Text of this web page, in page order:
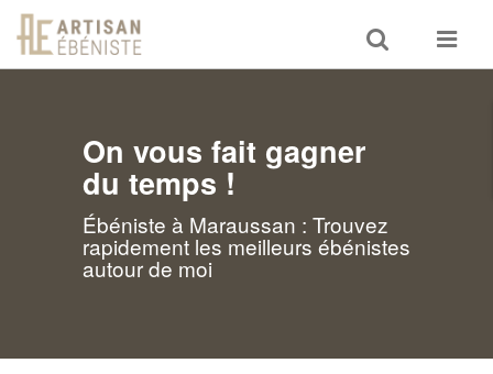
Toggle
search
Toggle
On vous fait gagner
du temps !
Ébéniste à Maraussan : Trouvez
rapidement les meilleurs ébénistes
autour de moi